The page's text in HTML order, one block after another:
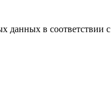
данных в соответствии с